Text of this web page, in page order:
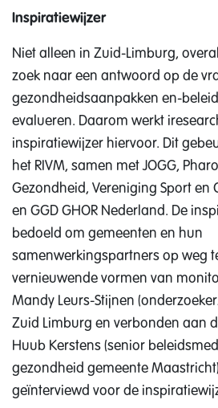
Inspiratiewijzer
Niet alleen in Zuid-Limburg,
zoek naar een antwoord op de
gezondheidsaanpakken en-
evalueren. Daarom werkt
inspiratiewijzer hiervoor. Dit
het RIVM, samen met JOGG,
Gezondheid, Vereniging Sport en
en GGD GHOR Nederland. De
bedoeld om gemeenten en hun
samenwerkingspartners op weg
vernieuwende vormen van
Mandy Leurs-Stijnen
Zuid Limburg en verbonden aan
Huub Kerstens (senior
gezondheid gemeente
geïnterviewd voor de